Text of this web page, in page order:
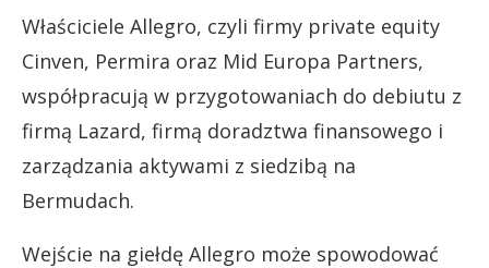
Właściciele Allegro, czyli firmy private equity
Cinven, Permira oraz Mid Europa Partners,
współpracują w przygotowaniach do debiutu z
firmą Lazard, firmą doradztwa finansowego i
zarządzania aktywami z siedzibą na
Bermudach.
Wejście na giełdę Allegro może spowodować